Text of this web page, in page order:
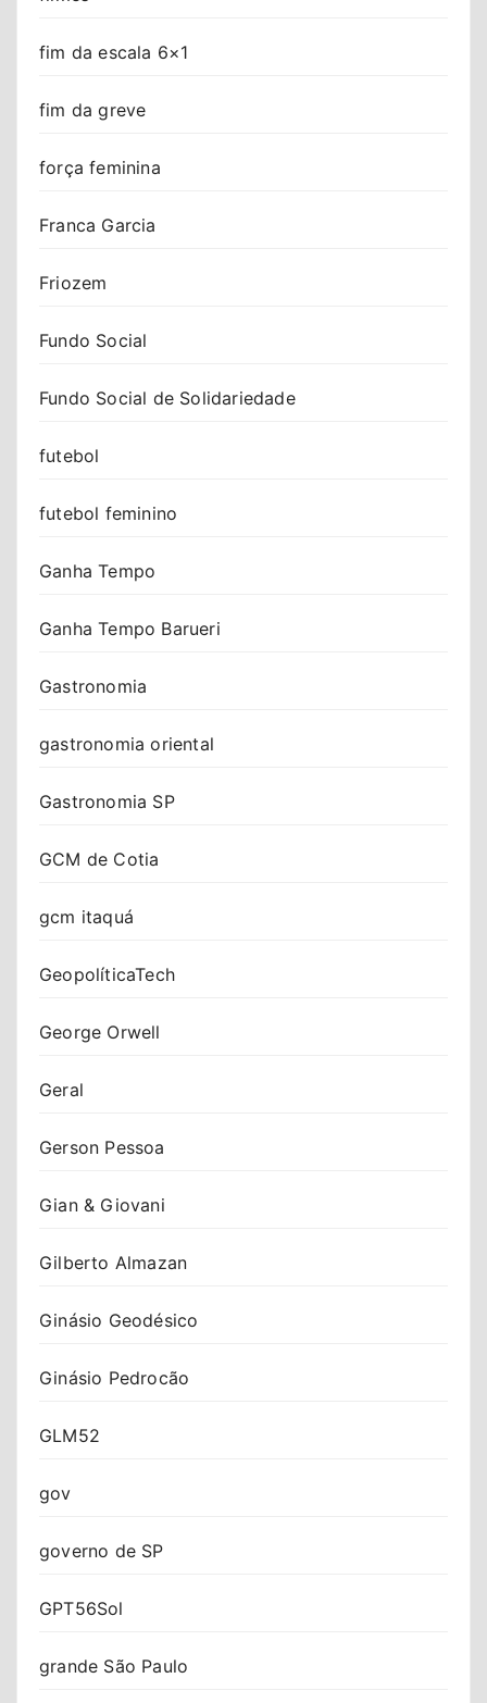
fim da escala 6×1
fim da greve
força feminina
Franca Garcia
Friozem
Fundo Social
Fundo Social de Solidariedade
futebol
futebol feminino
Ganha Tempo
Ganha Tempo Barueri
Gastronomia
gastronomia oriental
Gastronomia SP
GCM de Cotia
gcm itaquá
GeopolíticaTech
George Orwell
Geral
Gerson Pessoa
Gian & Giovani
Gilberto Almazan
Ginásio Geodésico
Ginásio Pedrocão
GLM52
gov
governo de SP
GPT56Sol
grande São Paulo